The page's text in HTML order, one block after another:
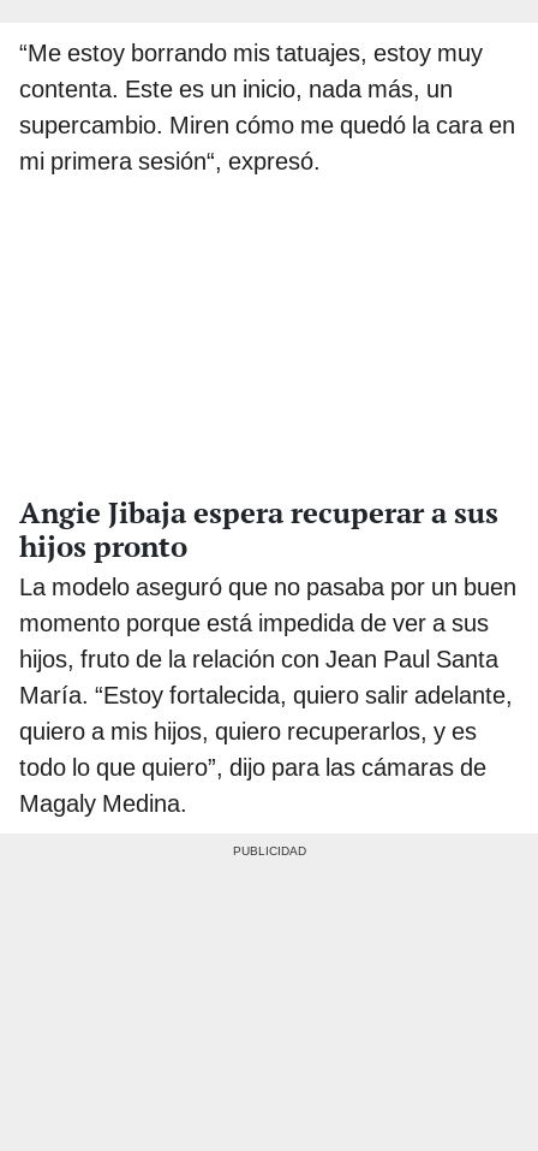
“Me estoy borrando mis tatuajes, estoy muy
contenta. Este es un inicio, nada más, un
supercambio. Miren cómo me quedó la cara en
mi primera sesión“, expresó.
Angie Jibaja espera recuperar a sus
hijos pronto
La modelo aseguró que no pasaba por un buen
momento porque está impedida de ver a sus
hijos, fruto de la relación con Jean Paul Santa
María. “Estoy fortalecida, quiero salir adelante,
quiero a mis hijos, quiero recuperarlos, y es
todo lo que quiero”, dijo para las cámaras de
Magaly Medina.